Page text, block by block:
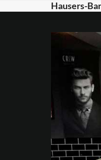
Hausers-